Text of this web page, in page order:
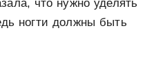
что нужно уделять
ногти должны быть